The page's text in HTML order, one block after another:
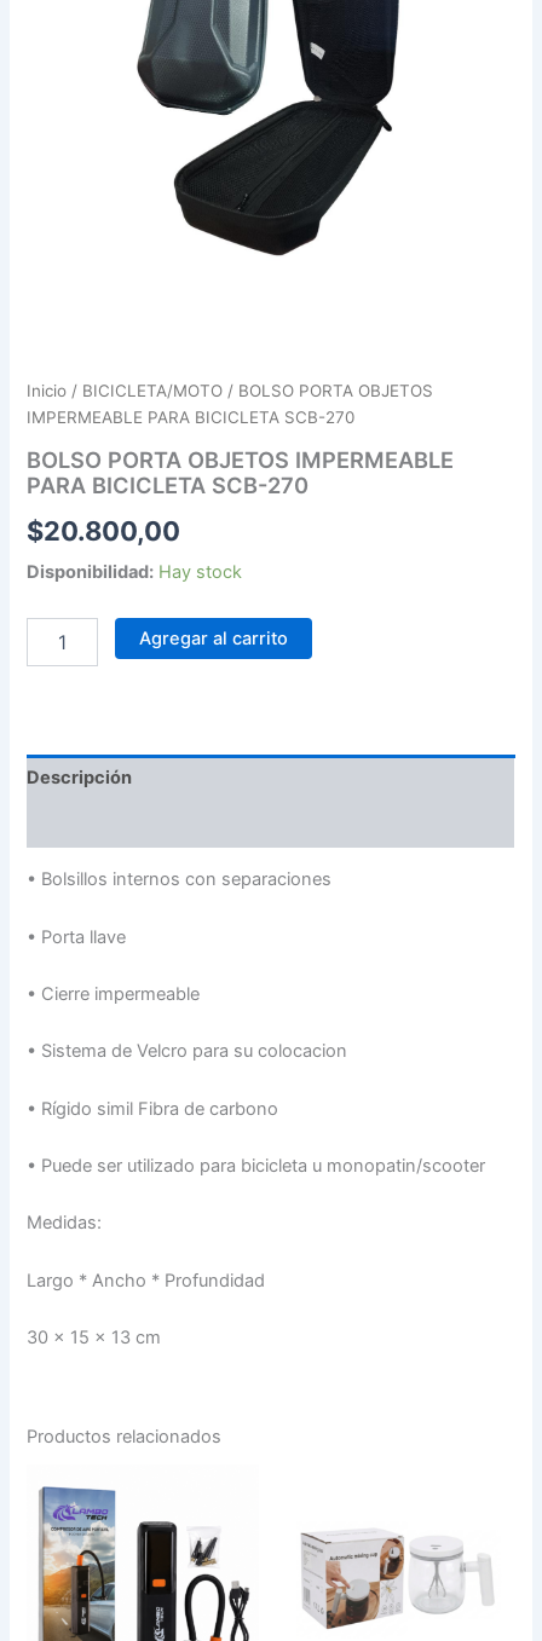
Inicio / BICICLETA/MOTO / BOLSO PORTA OBJETOS
IMPERMEABLE PARA BICICLETA SCB-270
BOLSO PORTA OBJETOS IMPERMEABLE
PARA BICICLETA SCB-270
$20.800,00
Disponibilidad: Hay stock
Agregar al carrito
Descripción
• Bolsillos internos con separaciones
• Porta llave
• Cierre impermeable
• Sistema de Velcro para su colocacion
• Rígido simil Fibra de carbono
• Puede ser utilizado para bicicleta u monopatin/scooter
Medidas:
Largo * Ancho * Profundidad
30 x 15 x 13 cm
Productos relacionados
COMPRESOR
LT-
2490
cantidad
DE
VIDRIO
1034-